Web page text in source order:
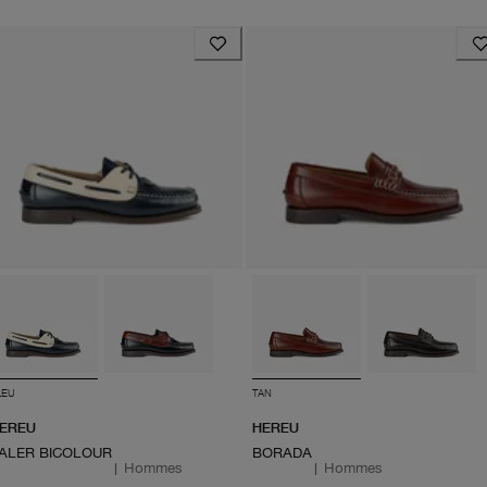
BICOLOUR
| Hommes
TAN
HEREU
BORADA
| Hommes